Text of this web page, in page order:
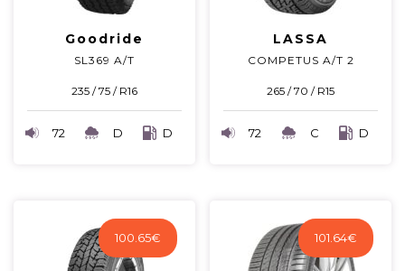
Goodride
SL369 A/T
235 / 75 / R16
72 D D
LASSA
COMPETUS A/T 2
265 / 70 / R15
72 C D
100.65€ 101.64€